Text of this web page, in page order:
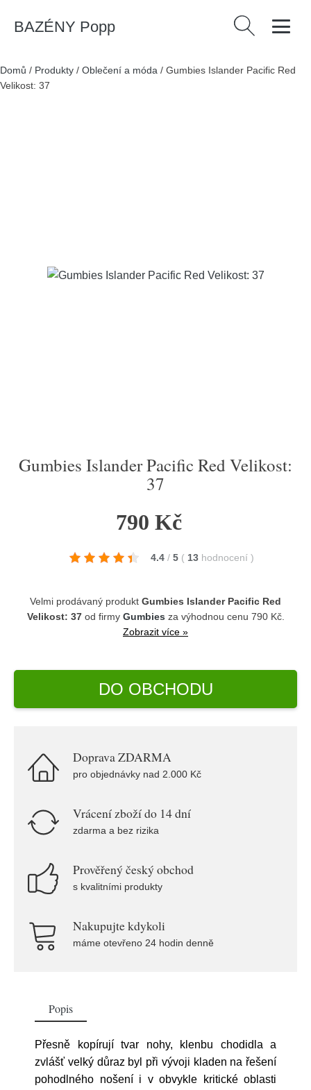
BAZÉNY Popp Vyhledávání
Domů / Produkty / Oblečení a móda / Gumbies Islander Pacific Red
Velikost: 37
Gumbies Islander Pacific Red Velikost:
37
790 Kč
4.4 / 5 ( 13 hodnocení )
Velmi prodávaný produkt Gumbies Islander Pacific Red
Velikost: 37od firmy Gumbies za výhodnou cenu 790 Kč.
Zobrazit více »
DO OBCHODU
Doprava ZDARMA
pro objednávky nad 2.000 Kč
Vrácení zboží do 14 dní
zdarma a bez rizika
Prověřený český obchod
s kvalitními produkty
Nakupujte kdykoli
máme otevřeno 24 hodin denně
Popis
Přesně kopírují tvar nohy, klenbu chodidla a
zvlášť velký důraz byl při vývoji kladen na řešení
pohodlného nošení i v obvykle kritické oblasti